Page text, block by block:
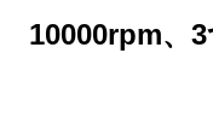
10000rpm、